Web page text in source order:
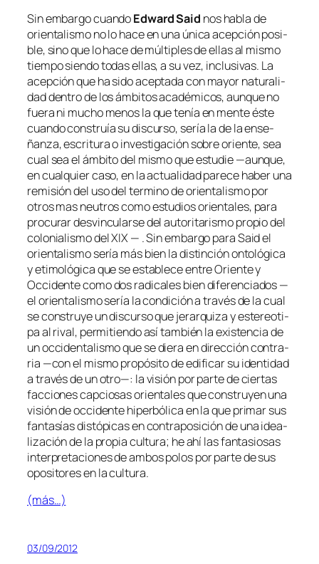
Sin em­bar­go cuan­doEdward Said nos ha­bla de
orien­ta­lis­mo no lo ha­ce en una úni­ca acep­ción po­si­
ble, sino que lo ha­ce de múl­ti­ples de ellas al mis­mo
tiem­po sien­do to­das ellas, a su vez, in­clu­si­vas. La
acep­ción que ha si­do acep­ta­da con ma­yor na­tu­ra­li­
dad den­tro de los ám­bi­tos aca­dé­mi­cos, aun­que no
fue­ra ni mu­cho me­nos la que te­nía en men­te és­te
cuan­do cons­truía su dis­cur­so, se­ría la de la en­se­
ñan­za, es­cri­tu­ra o in­ves­ti­ga­ción so­bre orien­te, sea
cual sea el ám­bi­to del mis­mo que es­tu­die —aun­que,
en cual­quier ca­so, en la ac­tua­li­dad pa­re­ce ha­ber una
re­mi­sión del uso del ter­mino de orien­ta­lis­mo por
otros mas neu­tros co­mo es­tu­dios orien­ta­les, pa­ra
pro­cu­rar des­vin­cu­lar­se del au­to­ri­ta­ris­mo pro­pio del
co­lo­nia­lis­mo del XIX — . Sin em­bar­go pa­ra Said el
orien­ta­lis­mo se­ría más bien la dis­tin­ción on­to­ló­gi­ca
y eti­mo­ló­gi­ca que se es­ta­ble­ce en­tre Oriente y
Occidente co­mo dos ra­di­ca­les bien di­fe­ren­cia­dos —
el orien­ta­lis­mo se­ría la con­di­ción a tra­vés de la cual
se cons­tru­ye un dis­cur­so que je­rar­qui­za y es­te­reo­ti­
pa al ri­val, per­mi­tien­do así tam­bién la exis­ten­cia de
unoc­ci­den­ta­lis­moque se die­ra en di­rec­ción con­tra­
ria —con el mis­mo pro­pó­si­to de edi­fi­car su iden­ti­dad
a tra­vés de unotro—: la vi­sión por par­te de cier­tas
fac­cio­nes cap­cio­sas orien­ta­les que cons­tru­yen una
vi­sión de oc­ci­den­te hi­per­bó­li­ca en la que pri­mar sus
fan­ta­sías dis­tó­pi­cas en con­tra­po­si­ción de una idea­
li­za­ción de la pro­pia cul­tu­ra; he ahí las fan­ta­sio­sas
in­ter­pre­ta­cio­nes de am­bos po­los por par­te de sus
opo­si­to­res en la cultura.
(más…)
03/09/2012